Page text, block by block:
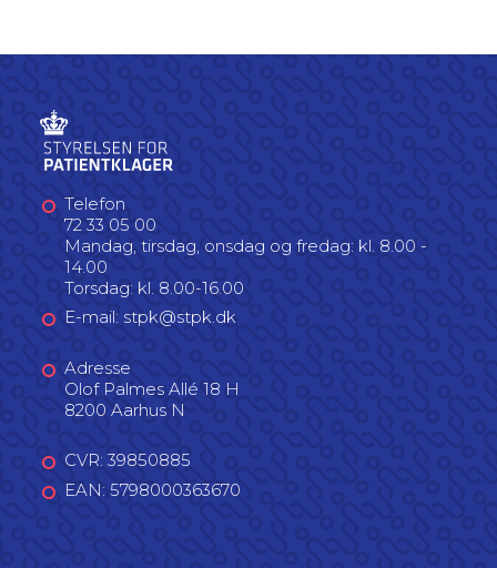
Telefon
72 33 05 00
Mandag, tirsdag, onsdag og fredag: kl. 8.00 -
14.00
Torsdag: kl. 8.00-16.00
E-mail: stpk@stpk.dk
Adresse
Olof Palmes Allé 18 H
8200 Aarhus N
CVR: 39850885
EAN: 5798000363670